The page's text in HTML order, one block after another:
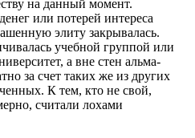
на данный момент.
или потерей интереса
элиту закрывалась.
учебной группой или
а вне стен альма-
за счет таких же из других
К тем, кто не свой,
считали лохами